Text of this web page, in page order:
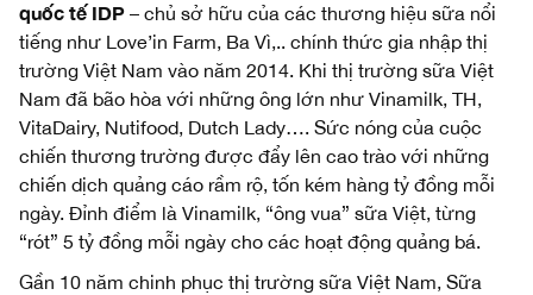
quốc tế IDP – chủ sở hữu của các thương hiệu sữa nổi
tiếng như Love’in Farm, Ba Vì,.. chính thức gia nhập thị
trường Việt Nam vào năm 2014. Khi thị trường sữa Việt
Nam đã bão hòa với những ông lớn như Vinamilk, TH,
VitaDairy, Nutifood, Dutch Lady…. Sức nóng của cuộc
chiến thương trường được đẩy lên cao trào với những
chiến dịch quảng cáo rầm rộ, tốn kém hàng tỷ đồng mỗi
ngày. Đỉnh điểm là Vinamilk, “ông vua” sữa Việt, từng
“rót” 5 tỷ đồng mỗi ngày cho các hoạt động quảng bá.
Gần 10 năm chinh phục thị trường sữa Việt Nam, Sữa